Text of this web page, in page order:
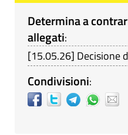
Determina a
allegati:
[15.05.26] Decisione
Condivisioni: